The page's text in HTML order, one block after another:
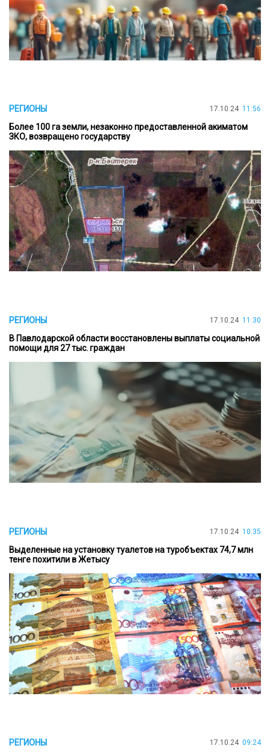
РЕГИОНЫ 17.10.24 11:56
Более 100 га земли, незаконно предоставленной акиматом
ЗКО, возвращено государству
РЕГИОНЫ 17.10.24 11:30
В Павлодарской области восстановлены выплаты социальной
помощи для 27 тыс. граждан
РЕГИОНЫ 17.10.24 10:35
Выделенные на установку туалетов на туробъектах 74,7 млн
тенге похитили в Жетысу
РЕГИОНЫ 17.10.24 09:24